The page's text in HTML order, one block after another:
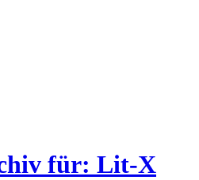
für: Lit-X